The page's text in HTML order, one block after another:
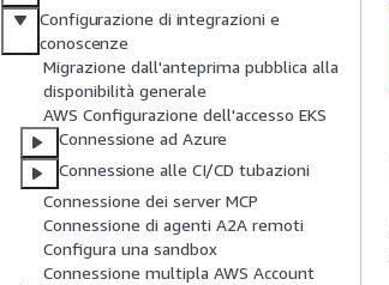
Configurazione di integrazioni e
conoscenze
Migrazione dall'anteprima pubblica alla
disponibilità generale
AWS Configurazione dell'accesso EKS
Connessione ad Azure
Connessione alle CI/CD tubazioni
Connessione dei server MCP
Connessione di agenti A2A remoti
Configura una sandbox
Connessione multipla AWS Account